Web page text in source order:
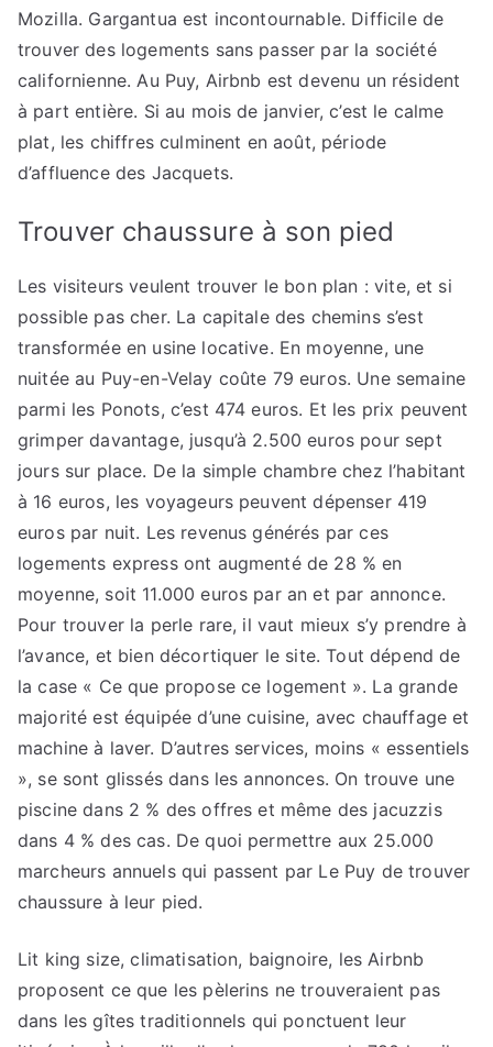
Mozilla. Gargantua est incontournable. Difficile de
trouver des logements sans passer par la société
californienne. Au Puy, Airbnb est devenu un résident
à part entière. Si au mois de janvier, c’est le calme
plat, les chiffres culminent en août, période
d’affluence des Jacquets.
Trouver chaussure à son pied
Les visiteurs veulent trouver le bon plan : vite, et si
possible pas cher. La capitale des chemins s’est
transformée en usine locative. En moyenne, une
nuitée au Puy-en-Velay coûte 79 euros. Une semaine
parmi les Ponots, c’est 474 euros. Et les prix peuvent
grimper davantage, jusqu’à 2.500 euros pour sept
jours sur place. De la simple chambre chez l’habitant
à 16 euros, les voyageurs peuvent dépenser 419
euros par nuit. Les revenus générés par ces
logements express ont augmenté de 28 % en
moyenne, soit 11.000 euros par an et par annonce.
Pour trouver la perle rare, il vaut mieux s’y prendre à
l’avance, et bien décortiquer le site. Tout dépend de
la case « Ce que propose ce logement ». La grande
majorité est équipée d’une cuisine, avec chauffage et
machine à laver. D’autres services, moins « essentiels
», se sont glissés dans les annonces. On trouve une
piscine dans 2 % des offres et même des jacuzzis
dans 4 % des cas. De quoi permettre aux 25.000
marcheurs annuels qui passent par Le Puy de trouver
chaussure à leur pied.
Lit king size, climatisation, baignoire, les Airbnb
proposent ce que les pèlerins ne trouveraient pas
dans les gîtes traditionnels qui ponctuent leur